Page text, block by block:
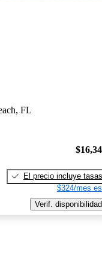
FL
El precio incluye tasas
$324/mes
Verif. disponibilidad